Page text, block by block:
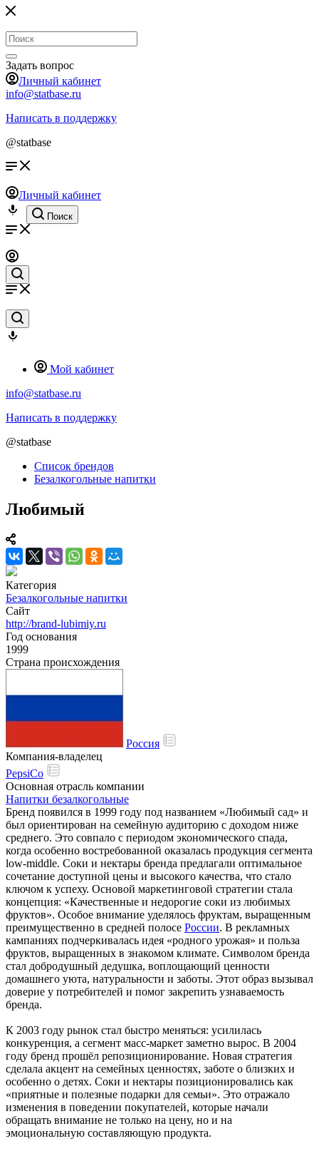
Задать вопрос
Личный кабинет
info@statbase.ru
Написать в поддержку
@statbase
Личный кабинет
Поиск
Мой кабинет
info@statbase.ru
Написать в поддержку
@statbase
Список брендов
Безалкогольные напитки
Любимый
Категория
Безалкогольные напитки
Сайт
http://brand-lubimiy.ru
Год основания
1999
Страна происхождения
Россия
Компания-владелец
PepsiCo
Основная отрасль компании
Напитки безалкогольные
Бренд появился в 1999 году под названием «Любимый сад» и
был ориентирован на семейную аудиторию с доходом ниже
среднего. Это совпало с периодом экономического спада,
когда особенно востребованной оказалась продукция сегмента
low-middle. Соки и нектары бренда предлагали оптимальное
сочетание доступной цены и высокого качества, что стало
ключом к успеху. Основой маркетинговой стратегии стала
концепция: «Качественные и недорогие соки из любимых
фруктов». Особое внимание уделялось фруктам, выращенным
преимущественно в средней полосе России. В рекламных
кампаниях подчеркивалась идея «родного урожая» и польза
фруктов, выращенных в знакомом климате. Символом бренда
стал добродушный дедушка, воплощающий ценности
домашнего уюта, натуральности и заботы. Этот образ вызывал
доверие у потребителей и помог закрепить узнаваемость
бренда.
К 2003 году рынок стал быстро меняться: усилилась
конкуренция, а сегмент масс-маркет заметно вырос. В 2004
году бренд прошёл репозиционирование. Новая стратегия
сделала акцент на семейных ценностях, заботе о близких и
особенно о детях. Соки и нектары позиционировались как
«приятные и полезные подарки для семьи». Это отражало
изменения в поведении покупателей, которые начали
обращать внимание не только на цену, но и на
эмоциональную составляющую продукта.